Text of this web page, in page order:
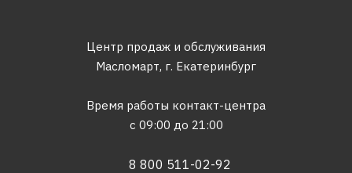
Центр продаж и обслуживания
Масломарт, г. Екатеринбург
Время работы контакт-центра
с 09:00 до 21:00
8 800 511-02-92